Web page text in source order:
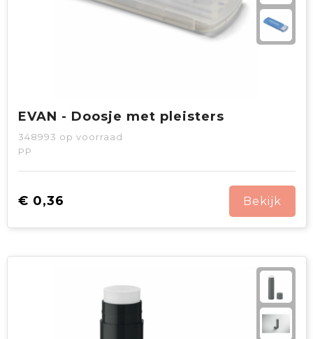
EVAN - Doosje met pleisters
348993 op voorraad
PP
€ 0,36 Bekijk